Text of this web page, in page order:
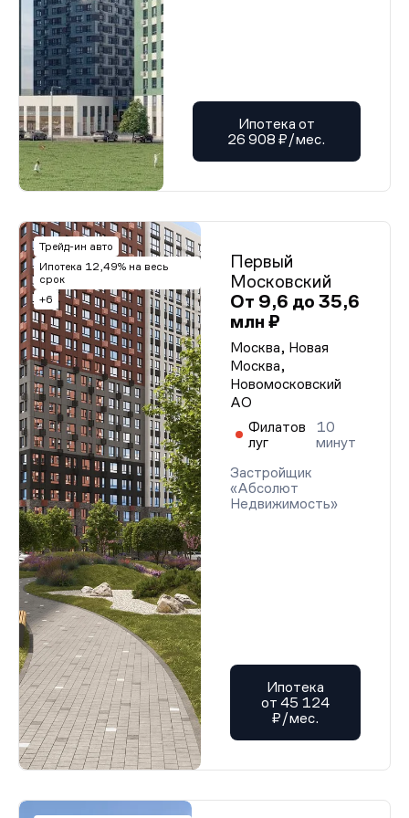
Ипотека от
26 908 ₽/мес.
Трейд-ин авто
Ипотека 12,49% на весь
срок
+6
Первый
Московский
От 9,6 до 35,6
млн ₽
Москва, Новая
Москва,
Новомосковский
АО
Филатов
луг
10
минут
Застройщик
«Абсолют
Недвижимость»
Ипотека
от 45 124
₽/мес.